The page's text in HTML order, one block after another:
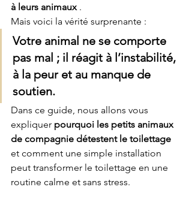
à leurs animaux .
Mais voici la vérité surprenante :
Votre animal ne se comporte
pas mal ; il réagit à l’instabilité,
à la peur et au manque de
soutien.
Dans ce guide, nous allons vous
expliquer pourquoi les petits animaux
de compagnie détestent le toilettage
et comment une simple installation
peut transformer le toilettage en une
routine calme et sans stress.